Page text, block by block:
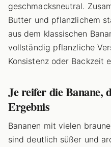
geschmacksneutral.
Butter und pflanzlichem
aus dem klassischen
vollständig pflanzliche
Konsistenz oder Backzeit
Je reifer die Banane,
Ergebnis
Bananen mit vielen
sind deutlich süßer und